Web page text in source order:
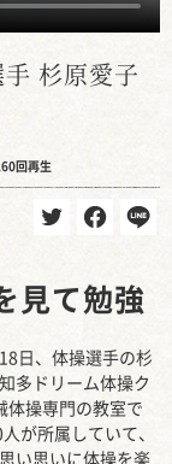
杉原愛子
回再生
見て勉強
日、体操選手の杉
多ドリーム体操ク
体操専門の教室で
が所属していて、
い思いに体操を楽